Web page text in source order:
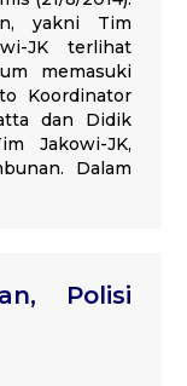
yakni Tim
JK terlihat
memasuki
Koordinator
dan Didik
Jakowi-JK,
Dalam
Polisi